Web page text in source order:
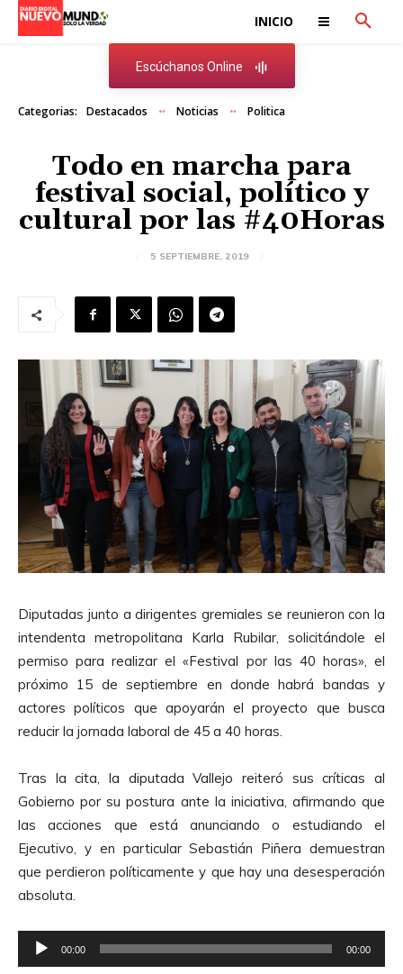
INICIO
Escúchanos Online
Categorias: Destacados Noticias Politica
Todo en marcha para
festival social, político y
cultural por las #40Horas
5 SEPTIEMBRE, 2019
Diputadas junto a dirigentes gremiales se reunieron con la
intendenta metropolitana Karla Rubilar, solicitándole el
permiso para realizar el «Festival por las 40 horas», el
próximo 15 de septiembre en donde habrá bandas y
actores políticos que apoyarán el proyecto que busca
reducir la jornada laboral de 45 a 40 horas.
Tras la cita, la diputada Vallejo reiteró sus críticas al
Gobierno por su postura ante la iniciativa, afirmando que
las acciones que está anunciando o estudiando el
Ejecutivo, y en particular Sebastián Piñera demuestran
que perdieron políticamente y que hay una desesperación
absoluta.
e
00:00 00:00